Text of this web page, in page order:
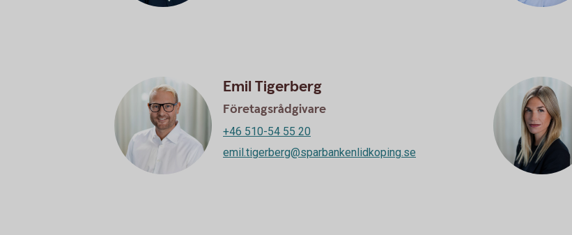
Emil Tigerberg
Företagsrådgivare
+46 510-54 55 20
emil.tigerberg@sparbankenlidkoping.se